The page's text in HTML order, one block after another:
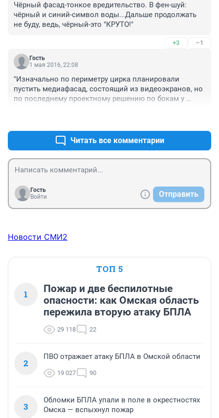
Чёрный фасад-тонкое вредительство. В фен-шуй:
чёрный и синий-символ воды...Дальше продолжать
не буду, ведь, чёрный-это "КРУТО!"
+3 –1
Гость
1 мая 2016, 22:08
"Изначально по периметру цирка планировали
пустить медиафасад, состоящий из видеоэкранов, но
по последнему проектному решению по бокам у
Читать все комментарии
Гость
Войти
Отправить
Новости СМИ2
ТОП 5
1
Пожар и две беспилотные
опасности: как Омская область
пережила вторую атаку БПЛА
29 118 22
2
ПВО отражает атаку БПЛА в Омской области
19 027 90
3
Обломки БПЛА упали в поле в окрестностях
Омска — вспыхнул пожар